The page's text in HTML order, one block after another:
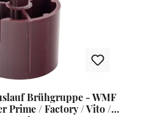
Brühgruppe - WMF
Prime / Factory / Vito /